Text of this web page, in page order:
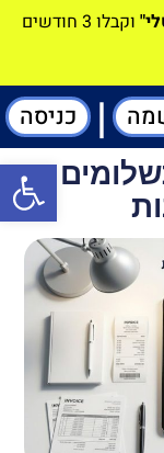
וקבלו 3 חודשים
| כניסה
פתח